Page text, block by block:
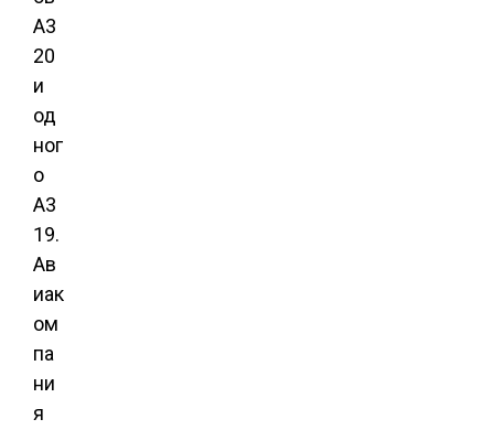
A3
20
и
од
ног
о
A3
19.
Ав
иак
ом
па
ни
я